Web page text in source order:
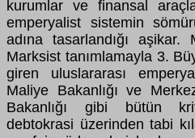
kurumlar ve finansal
emperyalist sistemin
adına tasarlandığı
Marksist tanımlamayla 3.
giren uluslararası
Maliye Bakanlığı ve
Bakanlığı gibi bütün
debtokrasi üzerinden tabi